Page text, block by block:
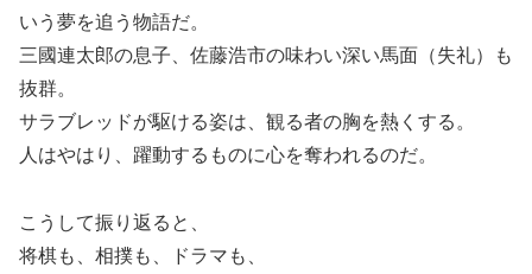
いう夢を追う物語だ。
三國連太郎の息子、佐藤浩市の味わい深い馬面（失礼）も
抜群。
サラブレッドが駆ける姿は、観る者の胸を熱くする。
人はやはり、躍動するものに心を奪われるのだ。
こうして振り返ると、
将棋も、相撲も、ドラマも、